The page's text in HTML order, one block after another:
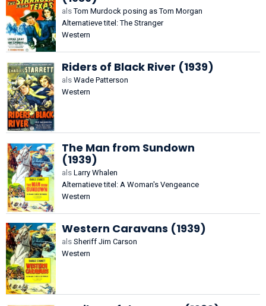
alsTom Murdock posing as Tom Morgan
Alternatieve titel: The Stranger
Western
Riders of Black River (1939)
als Wade Patterson
Western
The Man from Sundown
(1939)
als Larry Whalen
Alternatieve titel: A Woman's Vengeance
Western
Western Caravans (1939)
als Sheriff Jim Carson
Western